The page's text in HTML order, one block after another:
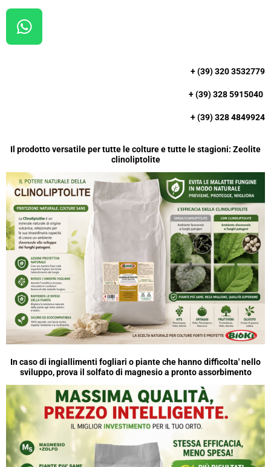
W
H
P
+ (39) 320 3532779
+ (39) 328 5915040
+ (39) 328 4849924
Il prodotto versatile per tutte le colture e tutte le stagioni: Zeolite
clinoliptolite
In caso di ingiallimenti fogliari o piante che hanno difficolta' nello
sviluppo, prova il solfato di magnesio a pronto assorbimento